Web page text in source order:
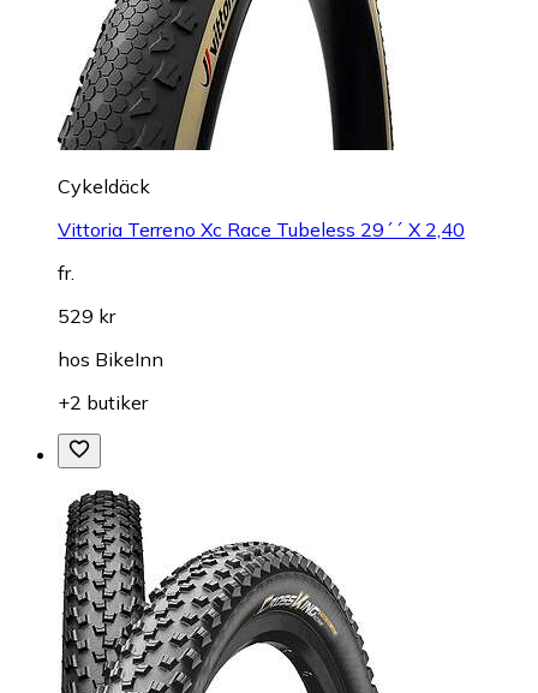
Cykeldäck
Vittoria Terreno Xc Race Tubeless 29´´ X 2,40
fr.
529 kr
hos BikeInn
+2 butiker